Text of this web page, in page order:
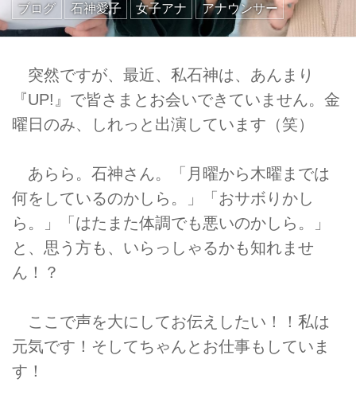
ブログ 石神愛子 女子アナ アナウンサー
突然ですが、最近、私石神は、あんまり
『UP!』で皆さまとお会いできていません。金
曜日のみ、しれっと出演しています（笑）
あらら。石神さん。「月曜から木曜までは
何をしているのかしら。」「おサボりかし
ら。」「はたまた体調でも悪いのかしら。」
と、思う方も、いらっしゃるかも知れませ
ん！？
ここで声を大にしてお伝えしたい！！私は
元気です！そしてちゃんとお仕事もしていま
す！